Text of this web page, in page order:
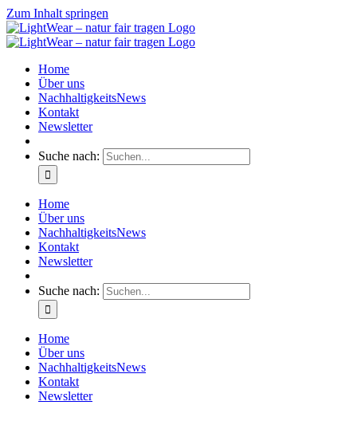
Zum Inhalt springen
Home
Über uns
NachhaltigkeitsNews
Kontakt
Newsletter
Suche nach:
Home
Über uns
NachhaltigkeitsNews
Kontakt
Newsletter
Suche nach:
Home
Über uns
NachhaltigkeitsNews
Kontakt
Newsletter